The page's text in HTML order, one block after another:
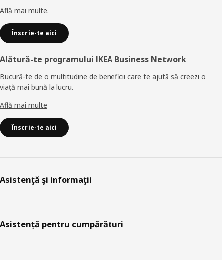
Află mai multe.
Înscrie-te aici
Alătură-te programului IKEA Business Network
Bucură-te de o multitudine de beneficii care te ajută să creezi o
viață mai bună la lucru.
Află mai multe
Înscrie-te aici
Asistenţă şi informaţii
Asistență pentru cumpărături